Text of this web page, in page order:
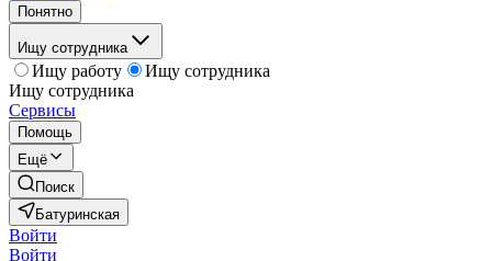
Понятно
Ищу сотрудника
Ищу работу
Ищу сотрудника
Ищу сотрудника
Сервисы
Помощь
Ещё
Поиск
Батуринская
Войти
Войти